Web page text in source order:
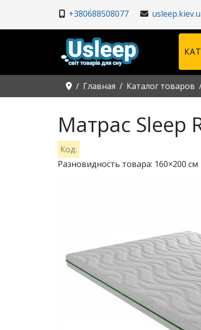
+380688508077
Главная Каталог товаров
Матрас Sleep
Код:
Разновидность товара: 160×200 см